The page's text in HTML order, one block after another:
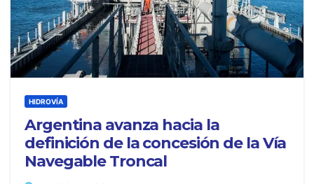
HIDROVÍA
Argentina avanza hacia la
definición de la concesión de la Vía
Navegable Troncal